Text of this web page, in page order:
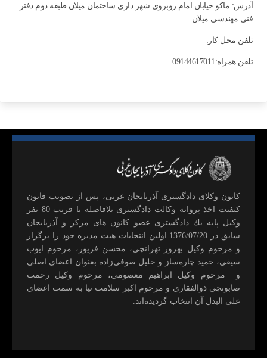
آدرس: ماکو خیابان امام روبروی شهر داری ساختمان میلان طبقه دوم دفتر
فنی مهندسی میلان
تلفن محل کار:
تلفن همراه:09144617011
كانون وكلای دادگستری آذربايجان غربی، پس از تصويب قانون
كيفيت اخذ پروانه وكالت دادگستری بلافاصله با قريب 80 نفر
وكيل پايه يك دادگستری عضو كانون های مركز و آذربايجان
سابق در 1376/07/20 اولين انتخابات هيت مديره خود را برگزار
و مرحوم وکیل بهروز تهرانچی، محسن فريور، مرحوم ايوب
سيفی، حميد چاره‌ساز و خليل صوفی‌زاده بعنوان اعضای اصلی
و مرحوم وکیل ابراهيم معصومی، مرحوم وکیل رحمت
صابونچی ذوالفقاری و مرحوم اكبر سلامت نيا به سمت اعضای
علی البدل آن انتخاب گرديده‌اند.